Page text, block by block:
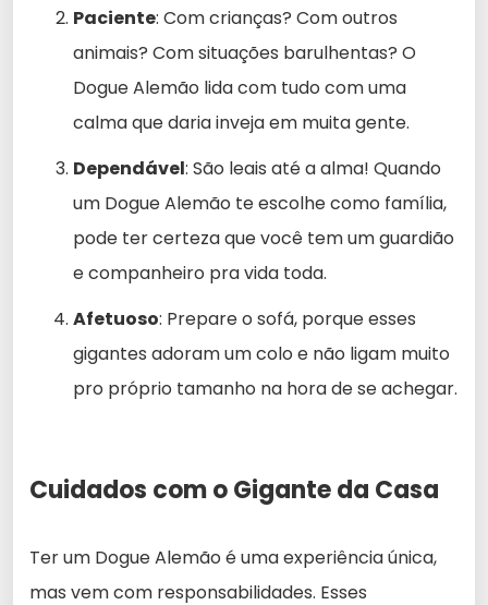
Paciente: Com crianças? Com outros
animais? Com situações barulhentas? O
Dogue Alemão lida com tudo com uma
calma que daria inveja em muita gente.
Dependável: São leais até a alma! Quando
um Dogue Alemão te escolhe como família,
pode ter certeza que você tem um guardião
e companheiro pra vida toda.
Afetuoso: Prepare o sofá, porque esses
gigantes adoram um colo e não ligam muito
pro próprio tamanho na hora de se achegar.
Cuidados com o Gigante da Casa
Ter um Dogue Alemão é uma experiência única,
mas vem com responsabilidades. Esses